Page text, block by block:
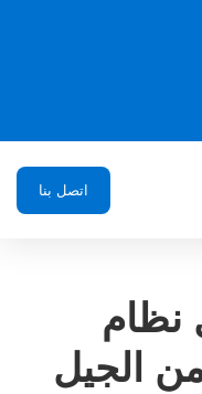
اتصل بنا
نظام
الجيل